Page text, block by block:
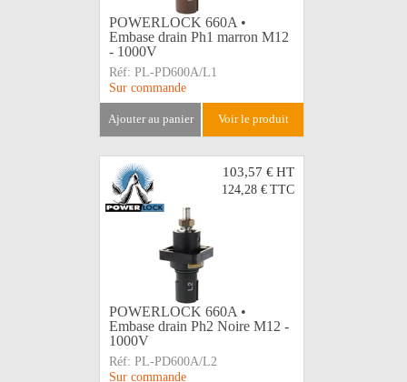
POWERLOCK 660A •
Embase drain Ph1 marron M12
- 1000V
Réf: PL-PD600A/L1
Sur commande
ajouter au panier voir le produit
103,57 €HT
124,28 € TTC
POWERLOCK 660A •
Embase drain Ph2 Noire M12 -
1000V
Réf: PL-PD600A/L2
Sur commande